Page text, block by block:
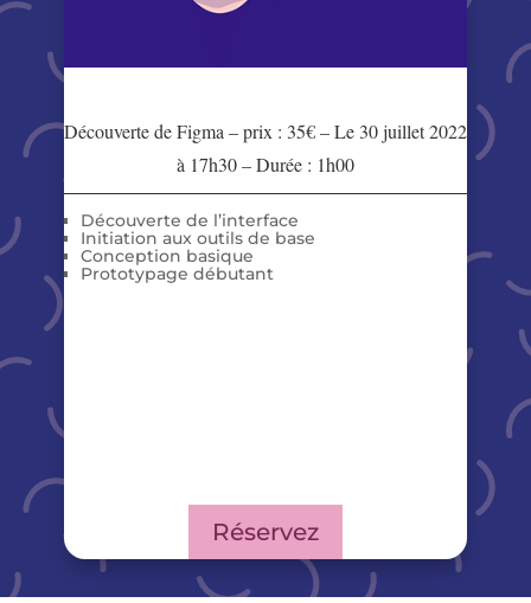
Découverte de Figma – prix : 35€ – Le 30 juillet 2022
à 17h30 – Durée : 1h00
Découverte de l’interface
Initiation aux outils de base
Conception basique
Prototypage débutant
Réservez